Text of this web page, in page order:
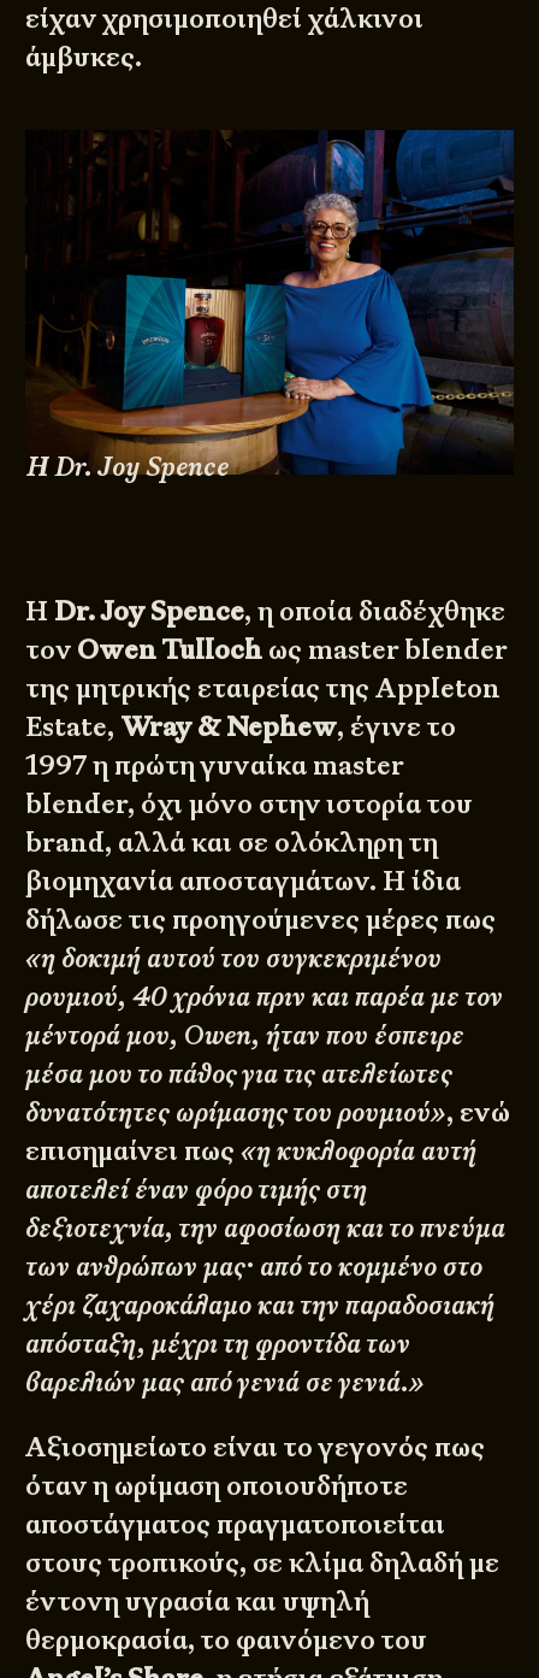
είχαν χρησιμοποιηθεί χάλκινοι
άμβυκες.
Η Dr. Joy Spence
Η Dr. Joy Spence, η οποία διαδέχθηκε
τον Owen Tulloch ως master blender
της μητρικής εταιρείας της Appleton
Estate, Wray & Nephew, έγινε το
1997 η πρώτη γυναίκα master
blender, όχι μόνο στην ιστορία του
brand, αλλά και σε ολόκληρη τη
βιομηχανία αποσταγμάτων. Η ίδια
δήλωσε τις προηγούμενες μέρες πως
«η δοκιμή αυτού του συγκεκριμένου
ρουμιού, 40 χρόνια πριν και παρέα με τον
μέντορά μου, Owen, ήταν που έσπειρε
μέσα μου το πάθος για τις ατελείωτες
δυνατότητες ωρίμασης του ρουμιού», ενώ
επισημαίνει πως«η κυκλοφορία αυτή
αποτελεί έναν φόρο τιμής στη
δεξιοτεχνία, την αφοσίωση και το πνεύμα
των ανθρώπων μας· από το κομμένο στο
χέρι ζαχαροκάλαμο και την παραδοσιακή
απόσταξη, μέχρι τη φροντίδα των
βαρελιών μας από γενιά σε γενιά.»
Αξιοσημείωτο είναι το γεγονός πως
όταν η ωρίμαση οποιουδήποτε
αποστάγματος πραγματοποιείται
στους τροπικούς, σε κλίμα δηλαδή με
έντονη υγρασία και υψηλή
θερμοκρασία, το φαινόμενο του